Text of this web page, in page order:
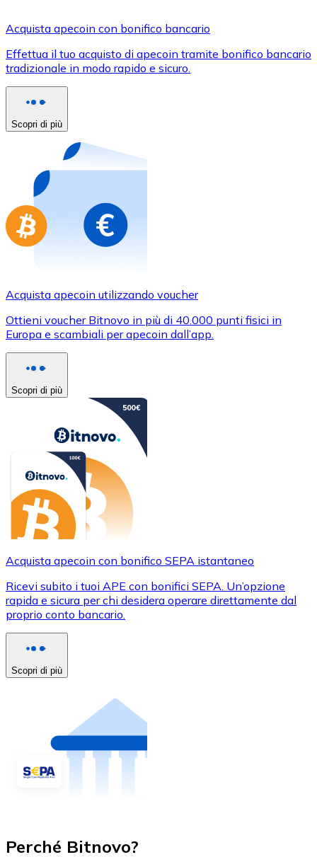
Usa le carte Visa e Mastercard per acquistare
Acquista con carta
Acquista gift card dei tuoi marchi preferiti con
Vai al negozio di carte regalo
Acquista apecoin con bonifico bancario
Effettua il tuo acquisto di apecoin tramite bonifico bancario
tradizionale in modo rapido e sicuro.
Scopri di più
Acquista apecoin utilizzando voucher
Ottieni voucher Bitnovo in più di 40.000 punti fisici in
Europa e scambiali per apecoin dall’app.
Scopri di più
Acquista apecoin con bonifico SEPA istantaneo
Ricevi subito i tuoi APE con bonifici SEPA. Un’opzione
rapida e sicura per chi desidera operare direttamente dal
proprio conto bancario.
Scopri di più
Perché Bitnovo?